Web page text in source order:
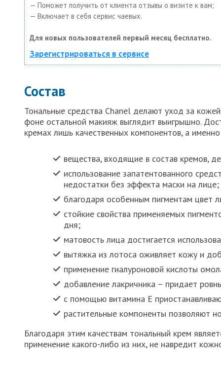
— Поможет получить от клиента отзывы о визите к вам;
— Включает в себя сервис чаевых.
Для новых пользователей первый месяц бесплатно.
Зарегистрироваться в сервисе
Состав
Тональные средства Chanel делают уход за
фоне остальной макияж выглядит выигрышно.
кремах лишь качественных компонентов, а
вещества, входящие в состав кремов,
использование запатентованного
недостатки без эффекта маски на лице;
благодаря особенным пигментам цвет
стойкие свойства применяемых
дня;
матовость лица достигается
вытяжка из лотоса оживляет кожу и
применение гиалуроновой кислоты
добавление лакричника – придает
с помощью витамина Е
растительные компоненты позволяют
Благодаря этим качествам тональный крем
применение какого-либо из них, не навредит